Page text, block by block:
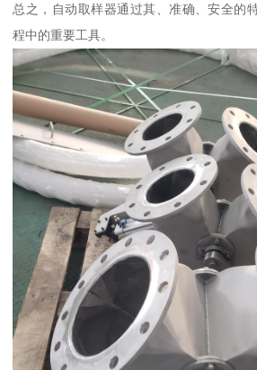
总之，自动取样器通过其、准确、安全的
程中的重要工具。